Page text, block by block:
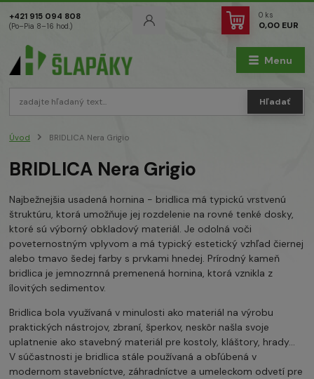
Menu
Hľadať
+421 915 094 808
(Po–Pia 8–16 hod.)
0 ks
0,00 EUR
Úvod BRIDLICA Nera Grigio
BRIDLICA Nera Grigio
Najbežnejšia usadená hornina - bridlica má typickú vrstvenú
štruktúru, ktorá umožňuje jej rozdelenie na rovné tenké dosky,
ktoré sú výborný obkladový materiál. Je odolná voči
poveternostným vplyvom a má typický estetický vzhľad čiernej
alebo tmavo šedej farby s prvkami hnedej. Prírodný kameň
bridlica je jemnozrnná premenená hornina, ktorá vznikla z
ílovitých sedimentov.
Bridlica bola využívaná v minulosti ako materiál na výrobu
praktických nástrojov, zbraní, šperkov, neskôr našla svoje
uplatnenie ako stavebný materiál pre kostoly, kláštory, hrady...
V súčastnosti je bridlica stále používaná a obľúbená v
modernom stavebníctve, záhradníctve a umeleckom odvetí pre